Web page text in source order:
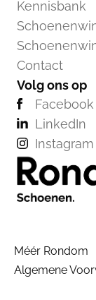
Kennisbank
Contact
Volg ons op
Facebook
LinkedIn
Instagram
Méér Rondom
Algemene